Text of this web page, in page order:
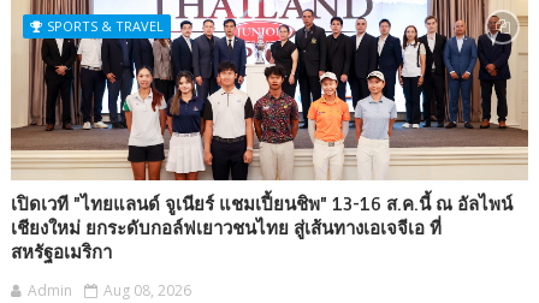
SPORTS & TRAVEL
เปิดเวที "ไทยแลนด์ จูเนียร์ แชมเปี้ยนชิพ" 13-16 ส.ค.นี้ ณ อัลไพน์
เชียงใหม่ ยกระดับกอล์ฟเยาวชนไทย สู่เส้นทางเอเจจีเอ ที่
สหรัฐอเมริกา
Admin Aug 08, 2026